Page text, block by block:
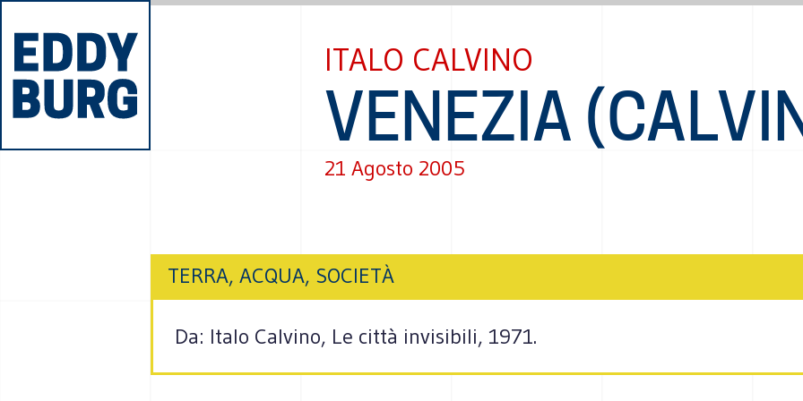
ITALO CALVINO
VENEZIA
21 Agosto 2005
TERRA, ACQUA, SOCIETÀ
Da: Italo Calvino, Le città invisibili, 1971.